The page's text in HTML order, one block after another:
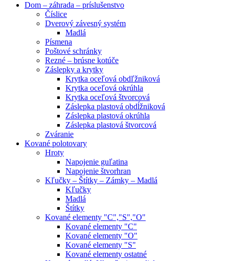
Dom – záhrada – príslušenstvo
Číslice
Dverový závesný systém
Madlá
Písmena
Poštové schránky
Rezné – brúsne kotúče
Záslepky a krytky
Krytka oceľová obdľžniková
Krytka oceľová okrúhla
Krytka oceľová štvorcová
Záslepka plastová obdĺžniková
Záslepka plastová okrúhla
Záslepka plastová štvorcová
Zváranie
Kované polotovary
Hroty
Napojenie guľatina
Napojenie štvorhran
Kľučky – Štítky – Zámky – Madlá
Kľučky
Madlá
Štítky
Kované elementy "C","S","O"
Kované elementy "C"
Kované elementy "O"
Kované elementy "S"
Kované elementy ostatné